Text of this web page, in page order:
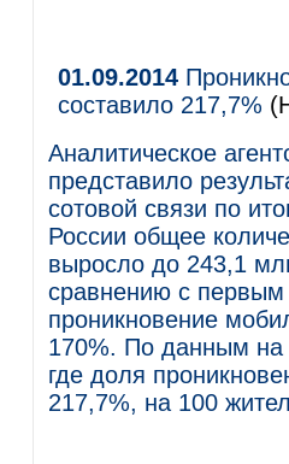
01.09.2014
составило 217,7%
Аналитическое
представило
сотовой связи по
России общее
выросло до 243,1
сравнению с первым
проникновение
170%. По данным на
где доля
217,7%, на 100